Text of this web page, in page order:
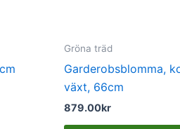
Gröna träd
Garderobsblomma,
växt, 66cm
879.00kr